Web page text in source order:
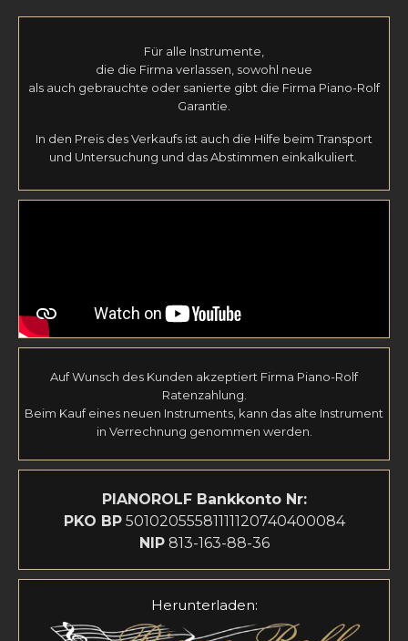
Für alle Instrumente,
die die Firma verlassen, sowohl neue
als auch gebrauchte oder sanierte gibt die Firma Piano-Rolf
Garantie.
In den Preis des Verkaufs ist auch die Hilfe beim Transport
und Untersuchung und das Abstimmen einkalkuliert.
Auf Wunsch des Kunden akzeptiert Firma Piano-Rolf
Ratenzahlung.
Beim Kauf eines neuen Instruments, kann das alte Instrument
in Verrechnung genommen werden.
PIANOROLF Bankkonto Nr:
PKO BP50102055581111120740400084
NIP813-163-88-36
Herunterladen: